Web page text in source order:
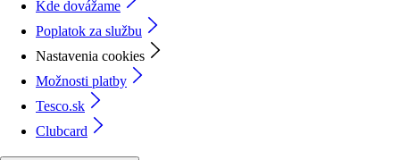
Kde dovážame
Poplatok za službu
Nastavenia cookies
Možnosti platby
Tesco.sk
Clubcard